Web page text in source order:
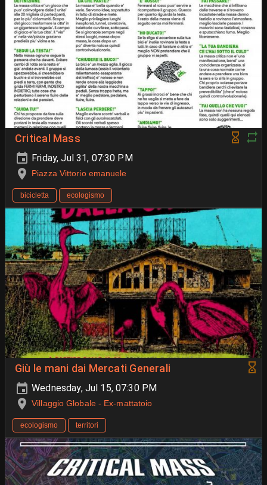
Critical Mass
Friday, Jul 31, 07:30 PM
Piazza Vittorio emanuele
bicicletta ecologismo
Giù le mani dai Mercati Generali
Wednesday, Jul 15, 07:30 PM
Villaggio Globale - Ex-mattatoio
ecologismo territori